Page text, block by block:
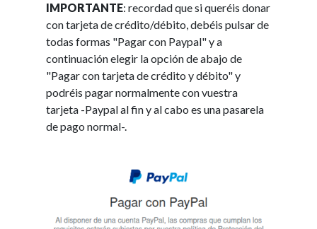
IMPORTANTE: recordad que si queréis donar
con tarjeta de crédito/débito, debéis pulsar de
todas formas "Pagar con Paypal" y a
continuación elegir la opción de abajo de
"Pagar con tarjeta de crédito y débito" y
podréis pagar normalmente con vuestra
tarjeta -Paypal al fin y al cabo es una pasarela
de pago normal-.